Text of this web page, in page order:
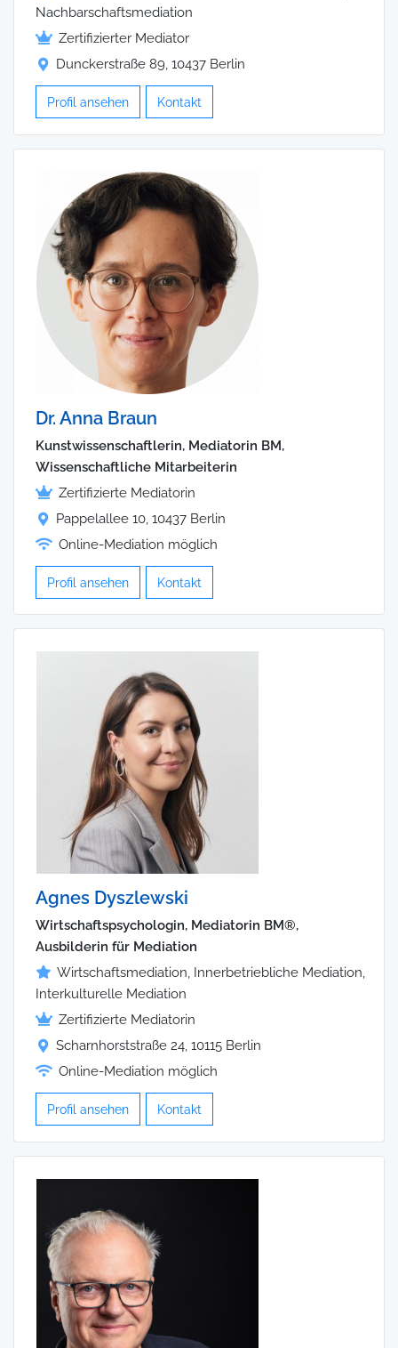
Nachbarschaftsmediation
Zertifizierter Mediator
Dunckerstraße 89, 10437 Berlin
Profil ansehen Kontakt
Dr. Anna Braun
Kunstwissenschaftlerin, Mediatorin BM,
Wissenschaftliche Mitarbeiterin
Zertifizierte Mediatorin
Pappelallee 10, 10437 Berlin
Online-Mediation möglich
Profil ansehen Kontakt
Agnes Dyszlewski
Wirtschaftspsychologin, Mediatorin BM®,
Ausbilderin für Mediation
Wirtschaftsmediation, Innerbetriebliche Mediation,
Interkulturelle Mediation
Zertifizierte Mediatorin
Scharnhorststraße 24, 10115 Berlin
Online-Mediation möglich
Profil ansehen Kontakt